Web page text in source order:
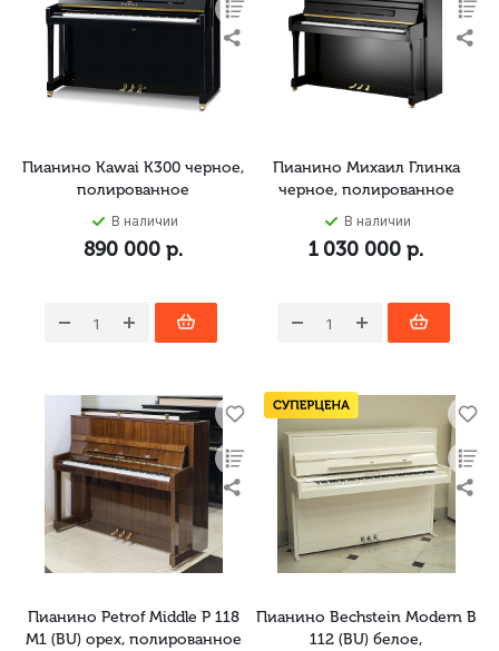
Пианино Kawai K300 черное,
полированное
В наличии
890 000 р.
Пианино Михаил Глинка
черное, полированное
В наличии
1 030 000 р.
Пианино Petrof Middle P 118
M1 (BU) орех, полированное
Пианино Bechstein Modern B
112 (BU) белое,